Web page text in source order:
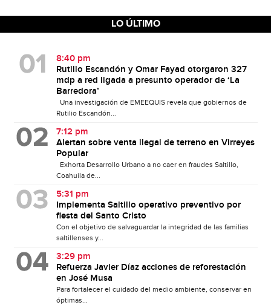
LO ÚLTIMO
8:40 pm
Rutilio Escandón y Omar Fayad otorgaron 327
mdp a red ligada a presunto operador de ‘La
Barredora’
Una investigación de EMEEQUIS revela que gobiernos de
Rutilio Escandón...
7:12 pm
Alertan sobre venta ilegal de terreno en Virreyes
Popular
Exhorta Desarrollo Urbano a no caer en fraudes Saltillo,
Coahuila de...
5:31 pm
Implementa Saltillo operativo preventivo por
fiesta del Santo Cristo
Con el objetivo de salvaguardar la integridad de las familias
saltillenses y...
3:29 pm
Refuerza Javier Díaz acciones de reforestación
en José Musa
Para fortalecer el cuidado del medio ambiente, conservar en
óptimas...